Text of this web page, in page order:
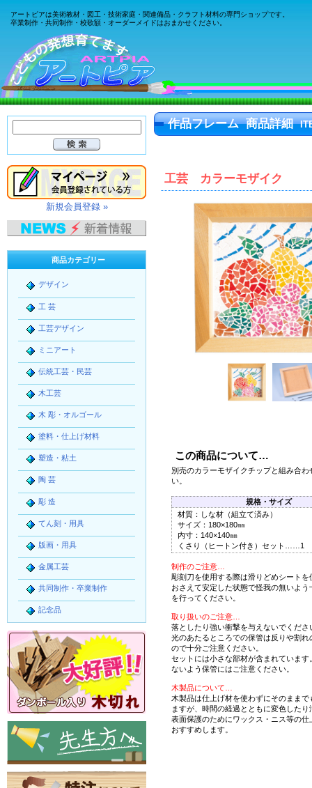
アートピアは美術教材・図工・技術家庭・関連備品・クラフト材料の専門ショップです。
卒業制作・共同制作・校歌額・オーダーメイドはおまかせください。
作品フレーム 商品詳細
工芸 カラーモザイク
この商品について…
別売のカラーモザイクチップと組み合わ
い。
規格・サイズ
材質：しな材（組立て済み）
サイズ：180×180㎜
内寸：140×140㎜
くさり（ヒートン付き）セット……1
制作のご注意…
彫刻刀を使用する際は滑りどめシートを
おさえて安定した状態で怪我の無いよう
を行ってください。
取り扱いのご注意…
落としたり強い衝撃を与えないでくださ
光のあたるところでの保管は反りや割れ
ので十分ご注意ください。
セットには小さな部材が含まれています
ないよう保管にはご注意ください。
木製品について…
木製品は仕上げ材を使わずにそのままで
ますが、時間の経過とともに変色した
表面保護のためにワックス・ニス等の仕
おすすめします。
新規会員登録 »
商品カテゴリー
デザイン
工 芸
工芸デザイン
ミニアート
伝統工芸・民芸
木工芸
木 彫・オルゴール
塗料・仕上げ材料
塑造・粘土
陶 芸
彫 造
てん刻・用具
版画・用具
金属工芸
共同制作・卒業制作
記念品